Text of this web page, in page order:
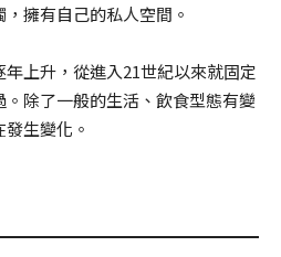
擁有自己的私人空間。
上升，從進入21世紀以來就固定
除了一般的生活、飲食型態有變
生變化。